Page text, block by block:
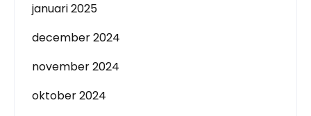
januari 2025
december 2024
november 2024
oktober 2024